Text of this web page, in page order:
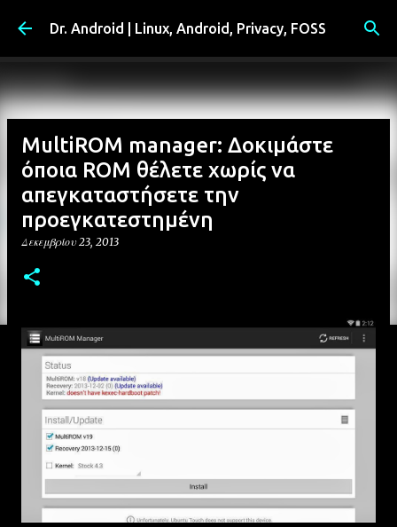
Μετάβαση στο κύριο περιεχόμενο
Dr. Android | Linux, Android, Privacy, FOSS
MultiROM manager: Δοκιμάστε
όποια ROM θέλετε χωρίς να
απεγκαταστήσετε την
προεγκατεστημένη
Δεκεμβρίου 23, 2013